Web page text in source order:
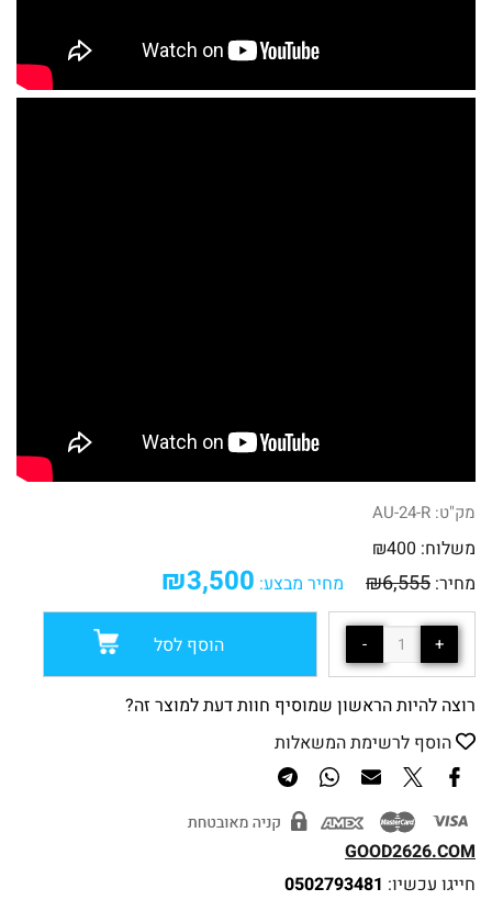
מק"ט: AU-24-R
משלוח: ₪400
מחיר:
₪6,555 מחיר מבצע: ₪3,500
הוסף לסל
רוצה להיות הראשון שמוסיף חוות דעת למוצר זה?
הוסף לרשימת המשאלות
GOOD2626.COM
חייגו עכשיו: 0502793481